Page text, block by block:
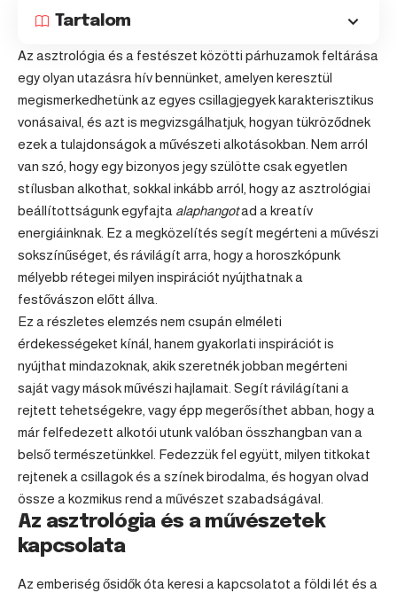
Tartalom
Az asztrológia és a festészet közötti párhuzamok feltárása
egy olyan utazásra hív bennünket, amelyen keresztül
megismerkedhetünk az egyes csillagjegyek karakterisztikus
vonásaival, és azt is megvizsgálhatjuk, hogyan tükröződnek
ezek a tulajdonságok a művészeti alkotásokban. Nem arról
van szó, hogy egy bizonyos jegy szülötte csak egyetlen
stílusban alkothat, sokkal inkább arról, hogy az asztrológiai
beállítottságunk egyfajta alaphangotad a kreatív
energiáinknak. Ez a megközelítés segít megérteni a művészi
sokszínűséget, és rávilágít arra, hogy a horoszkópunk
mélyebb rétegei milyen inspirációt nyújthatnak a
festővászon előtt állva.
Ez a részletes elemzés nem csupán elméleti
érdekességeket kínál, hanem gyakorlati inspirációt is
nyújthat mindazoknak, akik szeretnék jobban megérteni
saját vagy mások művészi hajlamait. Segít rávilágítani a
rejtett tehetségekre, vagy épp megerősíthet abban, hogy a
már felfedezett alkotói utunk valóban összhangban van a
belső természetünkkel. Fedezzük fel együtt, milyen titkokat
rejtenek a csillagok és a színek birodalma, és hogyan olvad
össze a kozmikus rend a művészet szabadságával.
Az asztrológia és a művészetek
kapcsolata
Az emberiség ősidők óta keresi a kapcsolatot a földi lét és a